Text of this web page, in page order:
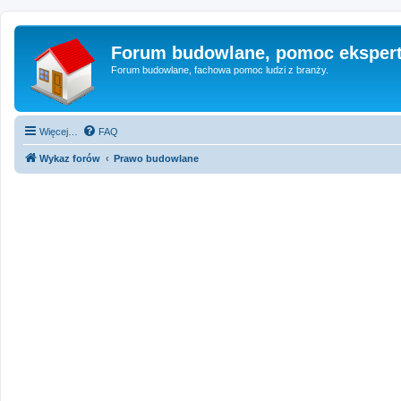
Forum budowlane, pomoc
Forum budowlane, fachowa pomoc ludzi z branży.
Więcej… FAQ
Wykaz forów Prawo budowlane